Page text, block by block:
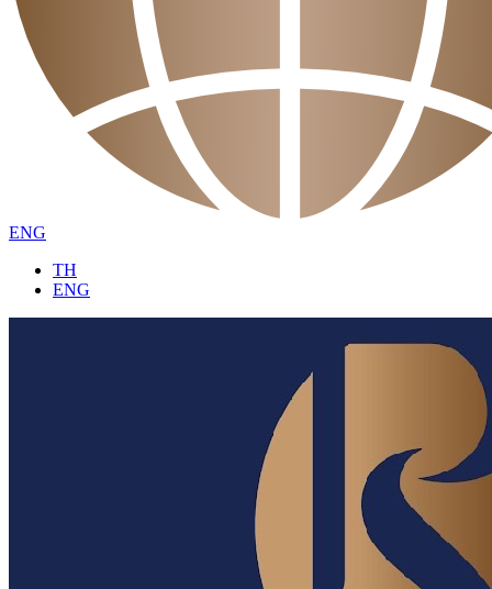
ENG
TH
ENG